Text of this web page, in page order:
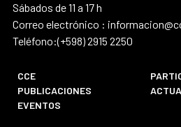
Sábados de 11 a 17 h
Correo electrónico :
Teléfono:(+598) 2915 2250
CCE
PUBLICACIONES
EVENTOS